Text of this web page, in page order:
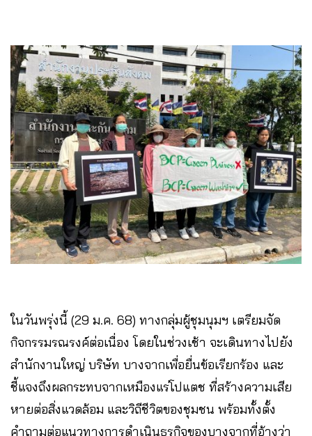
ในวันพรุ่งนี้ (29 ม.ค. 68) ทางกลุ่มผู้ชุมนุมฯ เตรียมจัด
กิจกรรมรณรงค์ต่อเนื่อง โดยในช่วงเช้า จะเดินทางไปยัง
สำนักงานใหญ่ บริษัท บางจากเพื่อยื่นข้อเรียกร้อง และ
ชี้แจงถึงผลกระทบจากเหมืองแร่โปแตช ที่สร้างความเสีย
หายต่อสิ่งแวดล้อม และวิถีชีวิตของชุมชน พร้อมทั้งตั้ง
คำถามต่อแนวทางการดำเนินธุรกิจของบางจากที่อ้างว่า